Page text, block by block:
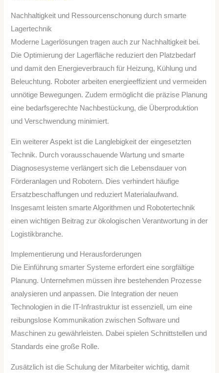
Nachhaltigkeit und Ressourcenschonung durch smarte
Lagertechnik
Moderne Lagerlösungen tragen auch zur Nachhaltigkeit bei.
Die Optimierung der Lagerfläche reduziert den Platzbedarf
und damit den Energieverbrauch für Heizung, Kühlung und
Beleuchtung. Roboter arbeiten energieeffizient und vermeiden
unnötige Bewegungen. Zudem ermöglicht die präzise Planung
eine bedarfsgerechte Nachbestückung, die Überproduktion
und Verschwendung minimiert.
Ein weiterer Aspekt ist die Langlebigkeit der eingesetzten
Technik. Durch vorausschauende Wartung und smarte
Diagnosesysteme verlängert sich die Lebensdauer von
Förderanlagen und Robotern. Dies verhindert häufige
Ersatzbeschaffungen und reduziert Materialaufwand.
Insgesamt leisten smarte Algorithmen und Robotertechnik
einen wichtigen Beitrag zur ökologischen Verantwortung in der
Logistikbranche.
Implementierung und Herausforderungen
Die Einführung smarter Systeme erfordert eine sorgfältige
Planung. Unternehmen müssen ihre bestehenden Prozesse
analysieren und anpassen. Die Integration der neuen
Technologien in die IT-Infrastruktur ist essenziell, um eine
reibungslose Kommunikation zwischen Software und
Maschinen zu gewährleisten. Dabei spielen Schnittstellen und
Standards eine große Rolle.
Zusätzlich ist die Schulung der Mitarbeiter wichtig, damit